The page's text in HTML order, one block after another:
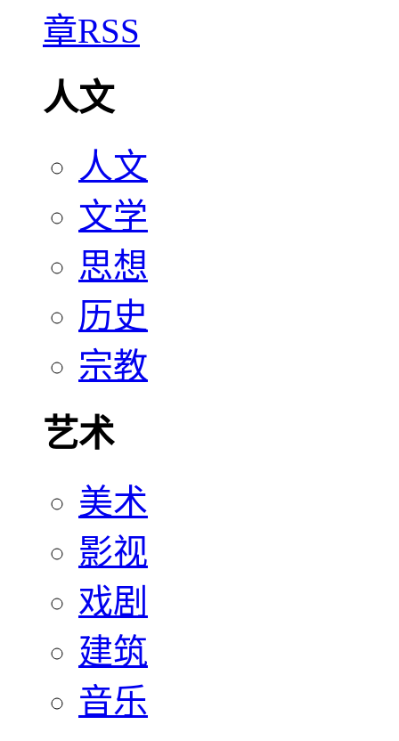
人文
人文
文学
思想
历史
宗教
艺术
美术
影视
戏剧
建筑
音乐